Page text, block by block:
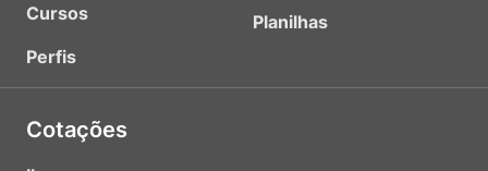
Cursos
Perfis
Planilhas
Cotações